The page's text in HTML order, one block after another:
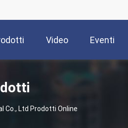
Video Eventi
Co., Ltd Prodotti Online